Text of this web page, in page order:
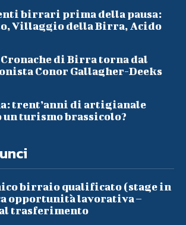
birrari prima della pausa:
Villaggio della Birra, Acido
di Birra torna dal
Conor Gallagher-Deeks
trent’anni di artigianale
un turismo brassicolo?
birraio qualificato (stage in
opportunità lavorativa –
trasferimento